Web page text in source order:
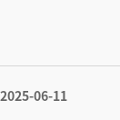
2025-06-11